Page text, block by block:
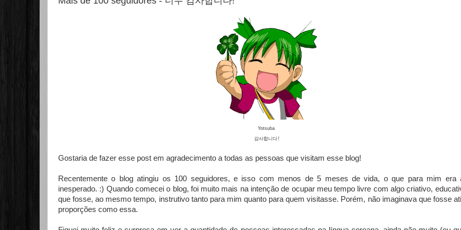
Yotsuba
감사합니다!
Gostaria de fazer esse post em agradecimento a todas as pessoas que visitam esse blog!
Recentemente o blog atingiu os 100 seguidores, e isso com menos de 5 meses de vida, o que para mim era
inesperado. :) Quando comecei o blog, foi muito mais na intenção de ocupar meu tempo livre com algo criativo,
que fosse, ao mesmo tempo, instrutivo tanto para mim quanto para quem visitasse. Porém, não imaginava que fosse
proporções como essa.